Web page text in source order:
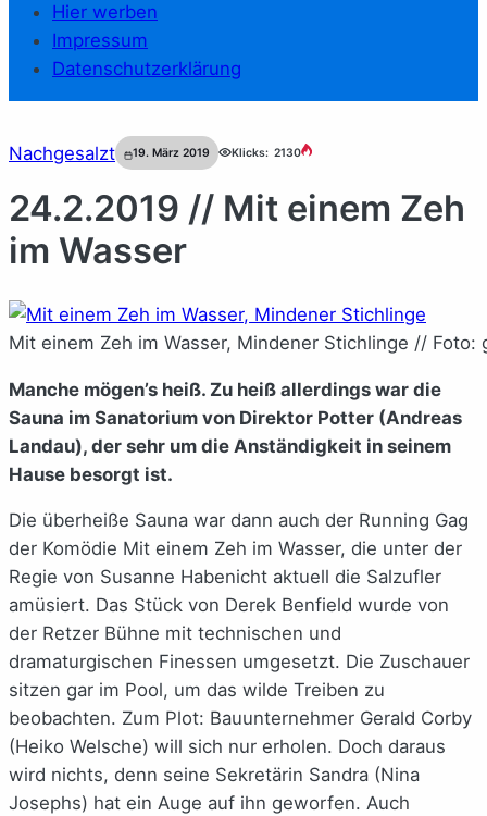
Hier werben
Impressum
Datenschutzerklärung
Nachgesalzt 19. März 2019 Klicks: 2130
24.2.2019 // Mit einem Zeh
im Wasser
Mit einem Zeh im Wasser, Mindener Stichlinge // Foto:
Manche mögen’s heiß. Zu heiß allerdings war die
Sauna im Sanatorium von Direktor Potter (Andreas
Landau), der sehr um die Anständigkeit in seinem
Hause besorgt ist.
Die überheiße Sauna war dann auch der Running Gag
der Komödie Mit einem Zeh im Wasser, die unter der
Regie von Susanne Habenicht aktuell die Salzufler
amüsiert. Das Stück von Derek Benfield wurde von
der Retzer Bühne mit technischen und
dramaturgischen Finessen umgesetzt. Die Zuschauer
sitzen gar im Pool, um das wilde Treiben zu
beobachten. Zum Plot: Bauunternehmer Gerald Corby
(Heiko Welsche) will sich nur erholen. Doch daraus
wird nichts, denn seine Sekretärin Sandra (Nina
Josephs) hat ein Auge auf ihn geworfen. Auch